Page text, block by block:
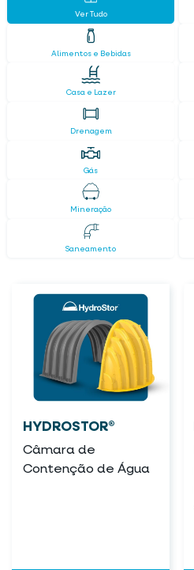
Ver Tudo
Alimentos e Bebidas
Casa e Lazer
Drenagem
Gás
Mineração
Saneamento
HYDROSTOR®
Câmara de
Contenção de Água